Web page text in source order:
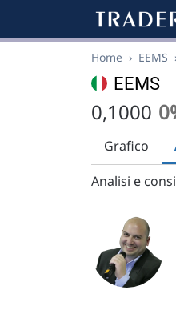
Home › EEMS
EEMS
0,1000
Grafico
Analisi e